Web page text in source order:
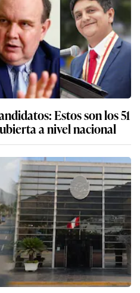
Estos son los 51
a nivel nacional